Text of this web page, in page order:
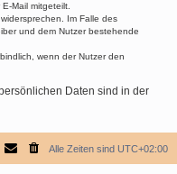
Mail mitgeteilt.
Im Falle des
und dem Nutzer bestehende
wenn der Nutzer den
Daten sind in der
Alle Zeiten sind UTC+02:00